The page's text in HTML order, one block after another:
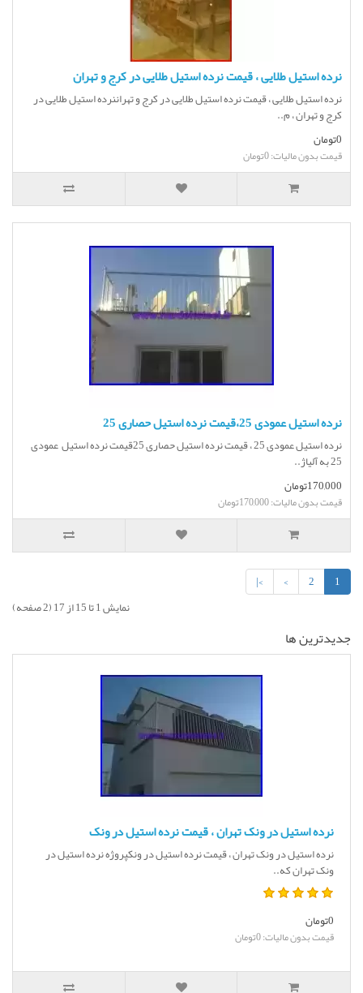
نرده استیل طلایی ، قیمت نرده استیل طلایی در کرج و تهران
نرده استیل طلایی ، قیمت نرده استیل طلایی در کرج و تهراننرده استیل طلایی در
کرج و تهران ، م..
0تومان
قیمت بدون مالیات: 0تومان
نرده استیل عمودی 25،قیمت نرده استیل حصاری 25
نرده استیل عمودی 25 ، قیمت نرده استیل حصاری 25قیمت نرده استیل عمودی
25 به آلیاژ..
170,000تومان
قیمت بدون مالیات: 170,000تومان
1
2
>
>|
نمایش 1 تا 15 از 17 (2 صفحه)
جديدترين ها
نرده استیل در ونک تهران ، قیمت نرده استیل در ونک
نرده استیل در ونک تهران ، قیمت نرده استیل در ونکپروژه نرده استیل در
ونک تهران که..
0تومان
قیمت بدون مالیات: 0تومان